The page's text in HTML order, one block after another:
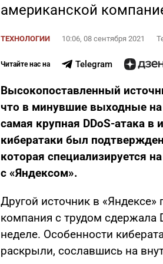
американской
ТЕХНОЛОГИИ 10:06, 08 сентября 2021
Читайте нас на Telegram
Высокопоставленный
что в минувшие выходные
самая крупная DDoS-атака
кибератаки был
которая специализируется
с «Яндексом».
Другой источник в
компания с трудом сдержала
неделе. Особенности
раскрыли, сославшись на